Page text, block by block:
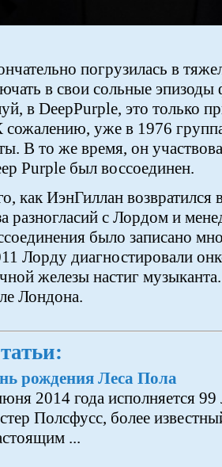
погрузилась в
в свои сольные эпизоды
в DeepPurple, это только
уже в 1976
В то же время, он
Purple был воссоединен.
как ИэнГиллан
разногласий с Лордом и
было записано
Лорду диагностировали
железы настиг
Лондона.
рождения Леса Пола
2014 года исполняется 99
Полсфусс, более
...